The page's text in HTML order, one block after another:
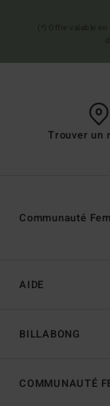
Trouver un
AIDE
BILLABONG
Communauté
COMMUNAUTÉ